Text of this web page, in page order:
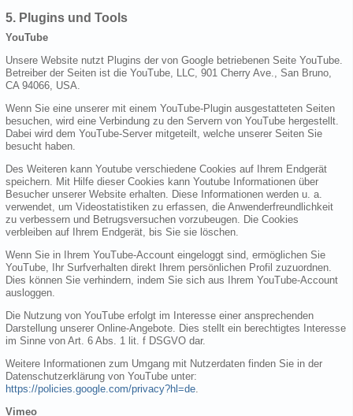
5. Plugins und Tools
YouTube
Unsere Website nutzt Plugins der von Google betriebenen Seite YouTube.
Betreiber der Seiten ist die YouTube, LLC, 901 Cherry Ave., San Bruno,
CA 94066, USA.
Wenn Sie eine unserer mit einem YouTube-Plugin ausgestatteten Seiten
besuchen, wird eine Verbindung zu den Servern von YouTube hergestellt.
Dabei wird dem YouTube-Server mitgeteilt, welche unserer Seiten Sie
besucht haben.
Des Weiteren kann Youtube verschiedene Cookies auf Ihrem Endgerät
speichern. Mit Hilfe dieser Cookies kann Youtube Informationen über
Besucher unserer Website erhalten. Diese Informationen werden u. a.
verwendet, um Videostatistiken zu erfassen, die Anwenderfreundlichkeit
zu verbessern und Betrugsversuchen vorzubeugen. Die Cookies
verbleiben auf Ihrem Endgerät, bis Sie sie löschen.
Wenn Sie in Ihrem YouTube-Account eingeloggt sind, ermöglichen Sie
YouTube, Ihr Surfverhalten direkt Ihrem persönlichen Profil zuzuordnen.
Dies können Sie verhindern, indem Sie sich aus Ihrem YouTube-Account
ausloggen.
Die Nutzung von YouTube erfolgt im Interesse einer ansprechenden
Darstellung unserer Online-Angebote. Dies stellt ein berechtigtes Interesse
im Sinne von Art. 6 Abs. 1 lit. f DSGVO dar.
Weitere Informationen zum Umgang mit Nutzerdaten finden Sie in der
Datenschutzerklärung von YouTube unter:
https://policies.google.com/privacy?hl=de
Vimeo